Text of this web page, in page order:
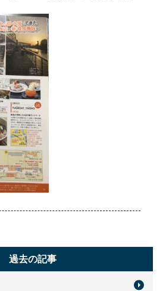
過去の記事